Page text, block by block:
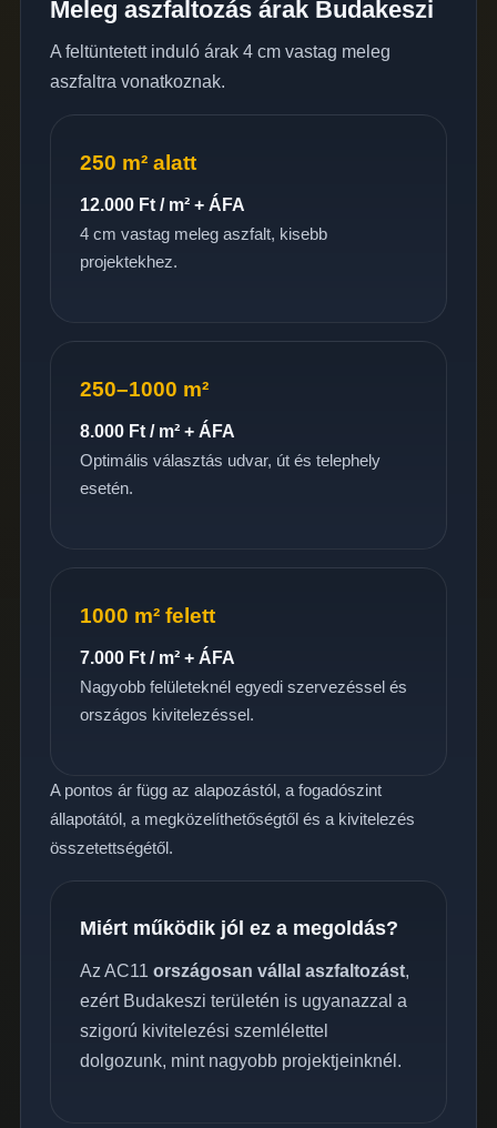
Meleg aszfaltozás árak Budakeszi
A feltüntetett induló árak 4 cm vastag meleg
aszfaltra vonatkoznak.
250 m² alatt
12.000 Ft / m² + ÁFA
4 cm vastag meleg aszfalt, kisebb
projektekhez.
250–1000 m²
8.000 Ft / m² + ÁFA
Optimális választás udvar, út és telephely
esetén.
1000 m² felett
7.000 Ft / m² + ÁFA
Nagyobb felületeknél egyedi szervezéssel és
országos kivitelezéssel.
A pontos ár függ az alapozástól, a fogadószint
állapotától, a megközelíthetőségtől és a kivitelezés
összetettségétől.
Miért működik jól ez a megoldás?
Az AC11 országosan vállal aszfaltozást,
ezért Budakeszi területén is ugyanazzal a
szigorú kivitelezési szemlélettel
dolgozunk, mint nagyobb projektjeinknél.